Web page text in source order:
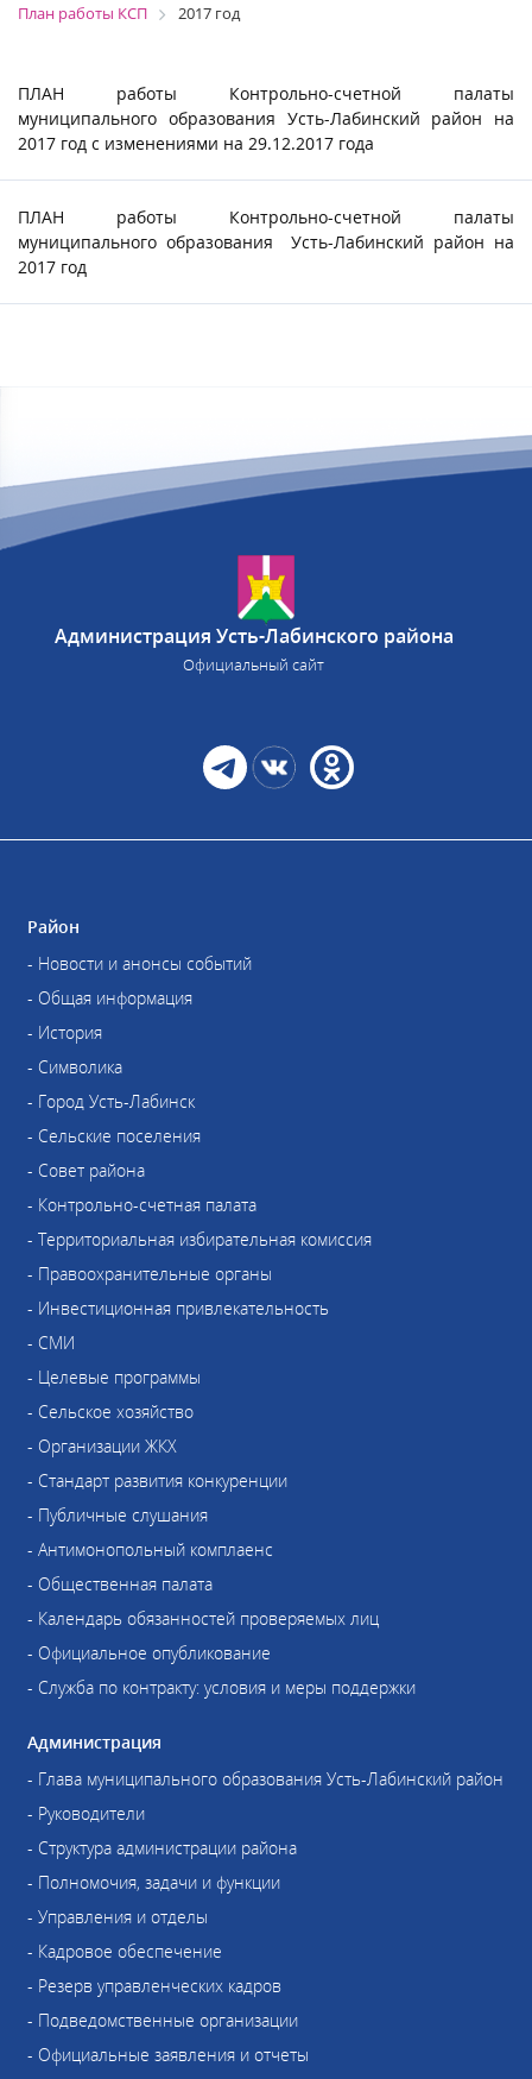
План работы КСП
2017 год
ПЛАН работы Контрольно-счетной палаты
муниципального образования Усть-Лабинский район на
2017 год с изменениями на 29.12.2017 года
ПЛАН работы Контрольно-счетной палаты
муниципального образования Усть-Лабинский район на
2017 год
Администрация Усть-Лабинского района
Официальный сайт
Район
- Новости и анонсы событий
- Общая информация
- История
- Символика
- Город Усть-Лабинск
- Сельские поселения
- Совет района
- Контрольно-счетная палата
- Территориальная избирательная комиссия
- Правоохранительные органы
- Инвестиционная привлекательность
- СМИ
- Целевые программы
- Сельское хозяйство
- Организации ЖКХ
- Стандарт развития конкуренции
- Публичные слушания
- Антимонопольный комплаенс
- Общественная палата
- Календарь обязанностей проверяемых лиц
- Официальное опубликование
- Служба по контракту: условия и меры поддержки
Администрация
- Глава муниципального образования Усть-Лабинский район
- Руководители
- Структура администрации района
- Полномочия, задачи и функции
- Управления и отделы
- Кадровое обеспечение
- Резерв управленческих кадров
- Подведомственные организации
- Официальные заявления и отчеты